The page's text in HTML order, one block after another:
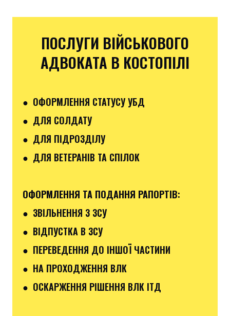
ПОСЛУГИ ВІЙСЬКОВОГО
АДВОКАТА В КОСТОПІЛІ
● ОФОРМЛЕННЯ СТАТУСУ УБД
● ДЛЯ СОЛДАТУ
● ДЛЯ ПІДРОЗДІЛУ
● ДЛЯ ВЕТЕРАНІВ ТА СПІЛОК
ОФОРМЛЕННЯ ТА ПОДАННЯ РАПОРТІВ:
● ЗВІЛЬНЕННЯ З ЗСУ
● ВІДПУСТКА В ЗСУ
● ПЕРЕВЕДЕННЯ ДО ІНШОЇ ЧАСТИНИ
● НА ПРОХОДЖЕННЯ ВЛК
● ОСКАРЖЕННЯ РІШЕННЯ ВЛК ІТД